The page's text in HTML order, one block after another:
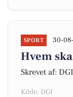
SPORT 30-
Hvem
Skrevet af: DGI
Kilde: DGI